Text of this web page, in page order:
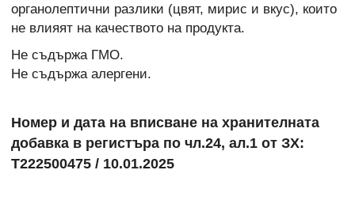
органолептични разлики (цвят, мирис и вкус), които
не влияят на качеството на продукта.
Не съдържа ГМО.
Не съдържа алергени.
Номер и дата на вписване на хранителната
добавка в регистъра по чл.24, ал.1 от ЗХ:
Т222500475 / 10.01.2025